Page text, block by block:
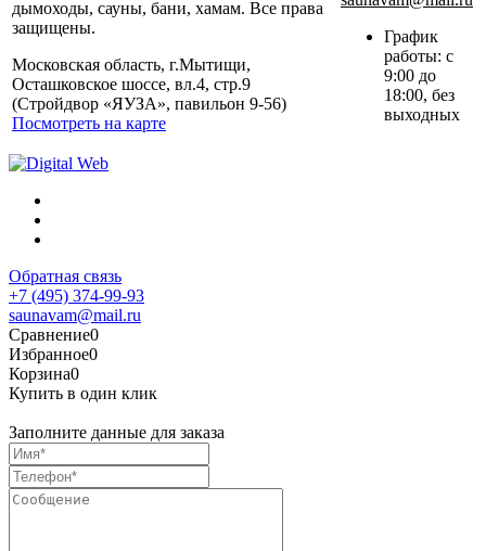
дымоходы, сауны, бани, хамам. Все права
защищены.
Московская область, г.Мытищи,
Осташковское шоссе, вл.4, стр.9
(Стройдвор «ЯУЗА», павильон 9-56)
Посмотреть на карте
График
работы: с
9:00 до
18:00, без
выходных
Обратная связь
+7 (495) 374-99-93
saunavam@mail.ru
Сравнение0
Избранное0
Корзина0
Купить в один клик
Заполните данные для заказа